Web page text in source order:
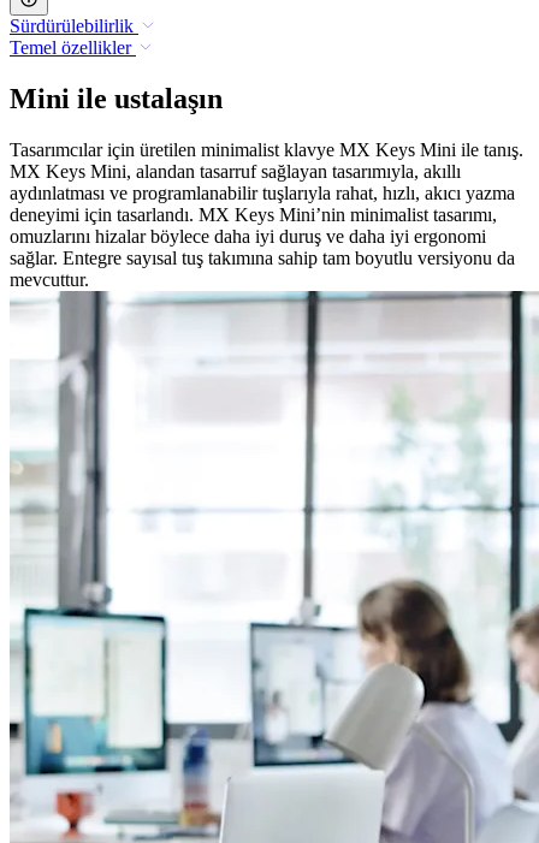
Sürdürülebilirlik
Temel özellikler
Mini ile ustalaşın
Tasarımcılar için üretilen minimalist klavye MX Keys Mini ile tanış.
MX Keys Mini, alandan tasarruf sağlayan tasarımıyla, akıllı
aydınlatması ve programlanabilir tuşlarıyla rahat, hızlı, akıcı yazma
deneyimi için tasarlandı. MX Keys Mini’nin minimalist tasarımı,
omuzlarını hizalar böylece daha iyi duruş ve daha iyi ergonomi
sağlar. Entegre sayısal tuş takımına sahip tam boyutlu versiyonu da
mevcuttur.